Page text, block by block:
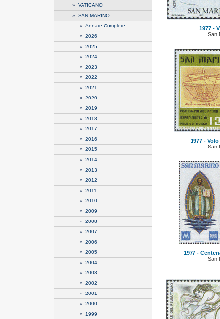
» VATICANO
» SAN MARINO
» Annate Complete
» 2026
» 2025
» 2024
» 2023
» 2022
» 2021
» 2020
» 2019
» 2018
» 2017
» 2016
» 2015
» 2014
» 2013
» 2012
» 2011
» 2010
» 2009
» 2008
» 2007
» 2006
» 2005
» 2004
» 2003
» 2002
» 2001
» 2000
» 1999
1977 -
San
1977 -
San
1977 -
San